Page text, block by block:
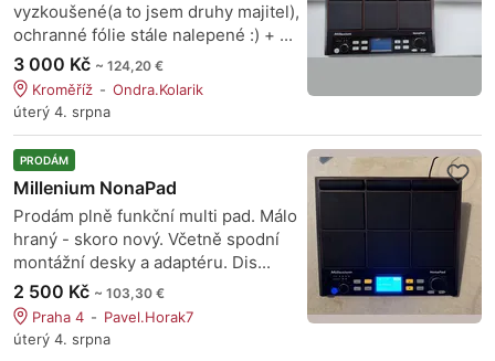
vyzkoušené(a to jsem druhy majitel),
ochranné fólie stále nalepené :) + ...
3 000 Kč ~ 124,20 €
Kroměříž
Ondra.Kolarik
úterý 4. srpna
PRODÁM
Millenium NonaPad
Prodám plně funkční multi pad. Málo
hraný - skoro nový. Včetně spodní
montážní desky a adaptéru. Dis...
2 500 Kč ~ 103,30 €
Praha 4
Pavel.Horak7
úterý 4. srpna